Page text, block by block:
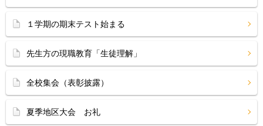
１学期の期末テスト始まる
先生方の現職教育「生徒理解」
全校集会（表彰披露）
夏季地区大会 お礼